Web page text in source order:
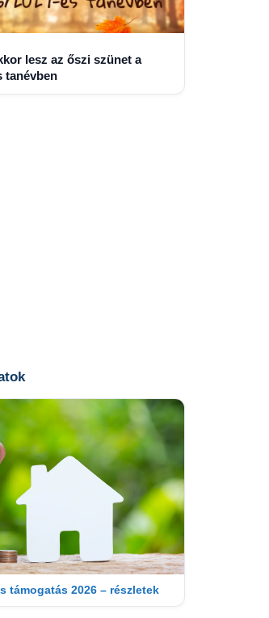
lesz az őszi szünet a
tanévben
támogatás 2026 – részletek